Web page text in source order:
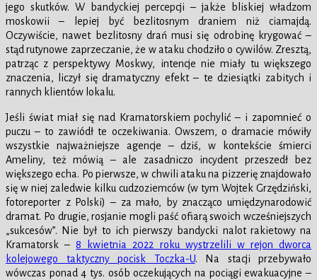
jego skutków. W bandyckiej percepcji – jakże bliskiej władzom
moskowii – lepiej być bezlitosnym draniem niż ciamajdą.
Oczywiście, nawet bezlitosny drań musi się odrobinę krygować –
stąd rutynowe zaprzeczanie, że w ataku chodziło o cywilów. Zresztą,
patrząc z perspektywy Moskwy, intencje nie miały tu większego
znaczenia, liczył się dramatyczny efekt – te dziesiątki zabitych i
rannych klientów lokalu.
Jeśli świat miał się nad Kramatorskiem pochylić – i zapomnieć o
puczu – to zawiódł te oczekiwania. Owszem, o dramacie mówiły
wszystkie najważniejsze agencje – dziś, w kontekście śmierci
Ameliny, też mówią – ale zasadniczo incydent przeszedł bez
większego echa. Po pierwsze, w chwili ataku na pizzerię znajdowało
się w niej zaledwie kilku cudzoziemców (w tym Wojtek Grzędziński,
fotoreporter z Polski) – za mało, by znacząco umiędzynarodowić
dramat. Po drugie, rosjanie mogli paść ofiarą swoich wcześniejszych
„sukcesów”. Nie był to ich pierwszy bandycki nalot rakietowy na
Kramatorsk –8 kwietnia 2022 roku wystrzelili w rejon dworca
kolejowego taktyczny pocisk Toczka-U. Na stacji przebywało
wówczas ponad 4 tys. osób oczekujących na pociągi ewakuacyjne –